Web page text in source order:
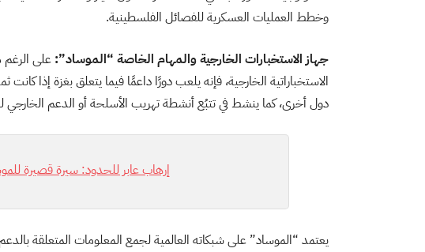
وخطط العمليات العسكرية للفصائل الفلسطينية.
جهاز الاستخبارات الخارجية والمهام الخاصة “الموساد”: على الرغم
الاستخباراتية الخارجية، فإنه يلعب دورًا داعمًا فيما يتعلق بغزة إذا
دول أخرى، كما ينشط في تتبُع أنشطة تهريب الأسلحة أو الدعم
إرهاب عابر للحدود: سيرة قصيرة
يعتمد “الموساد” على شبكاته العالمية لجمع المعلومات المتعلقة